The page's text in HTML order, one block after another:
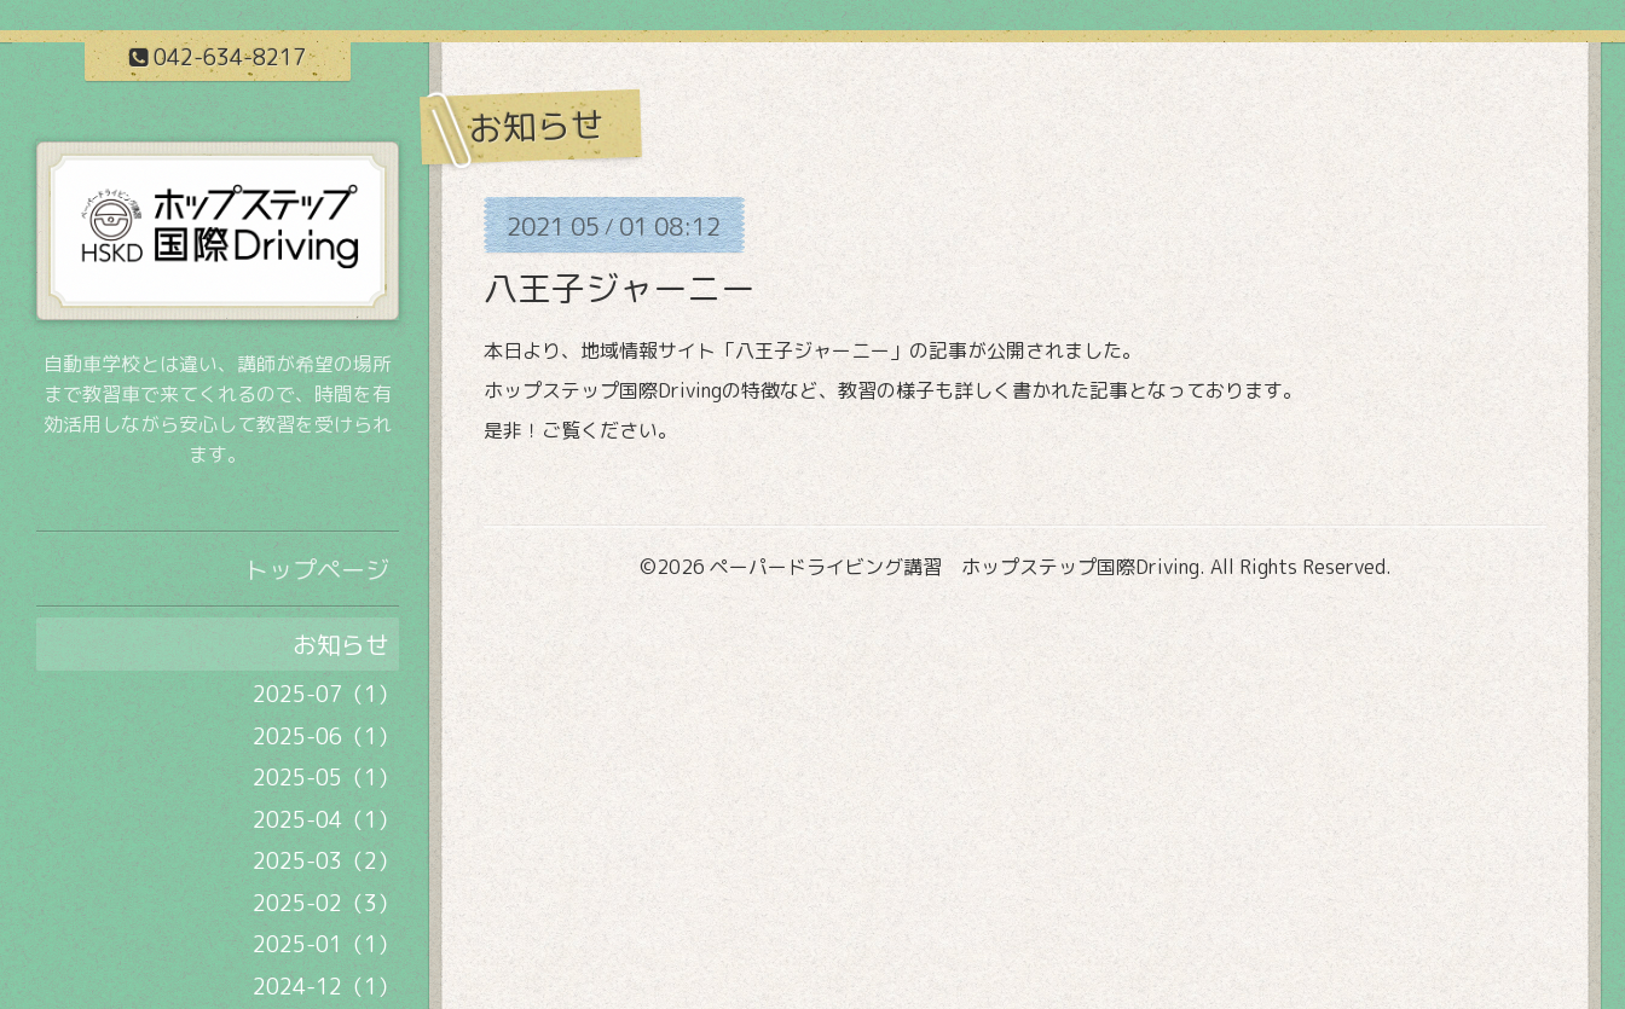
042-634-8217
お知らせ
202105/0108:12
八王子ジャーニー
本日より、地域情報サイト「八王子ジャーニー」の記事が公開されました。
ホップステップ国際Drivingの特徴など、教習の様子も詳しく書かれた記事となっております。
是非！ご覧ください。
©2026ペーパードライビング講習 ホップステップ国際Driving. All Rights Reserved.
自動車学校とは違い、講師が希望の場所
まで教習車で来てくれるので、時間を有
効活用しながら安心して教習を受けられ
ます。
トップページ
お知らせ
2025-07（1）
2025-06（1）
2025-05（1）
2025-04（1）
2025-03（2）
2025-02（3）
2025-01（1）
2024-12（1）